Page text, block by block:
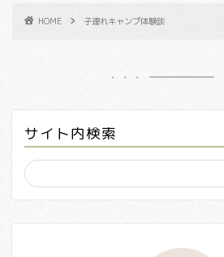
HOME 子連れキャンプ体験談
サイト内検索